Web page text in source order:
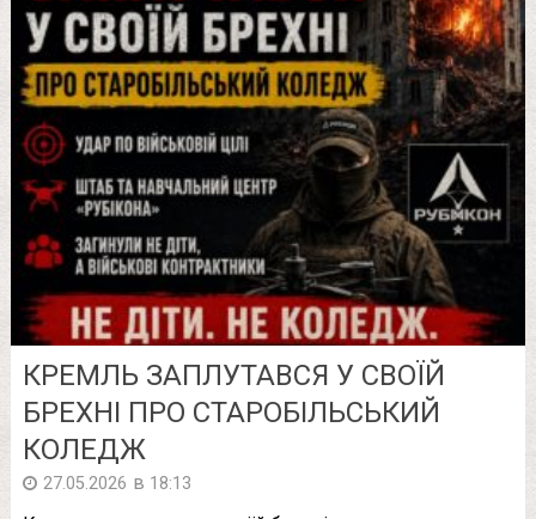
КРЕМЛЬ ЗАПЛУТАВСЯ У СВОЇЙ
БРЕХНІ ПРО СТАРОБІЛЬСЬКИЙ
КОЛЕДЖ
27.05.2026 в 18:13